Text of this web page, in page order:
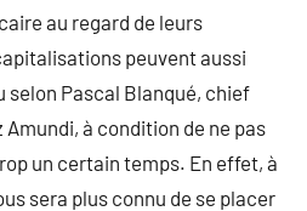
au regard de leurs
peuvent aussi
selon Pascal Blanqué, chief
à condition de ne pas
un certain temps. En effet, à
sera plus connu de se placer